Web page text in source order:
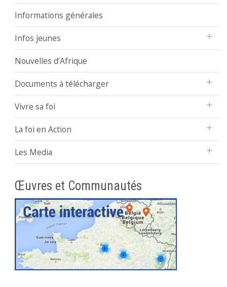
Informations générales
Infos jeunes
Nouvelles d’Afrique
Documents à télécharger
Vivre sa foi
La foi en Action
Les Media
Œuvres et Communautés